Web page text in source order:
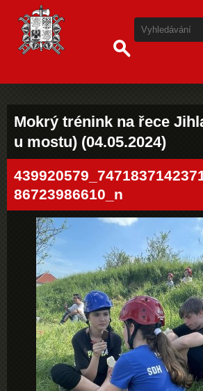
Mokrý trénink na řece
u mostu) (04.05.2024)
86723986610_n